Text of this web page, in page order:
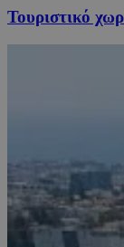
Τουριστικό